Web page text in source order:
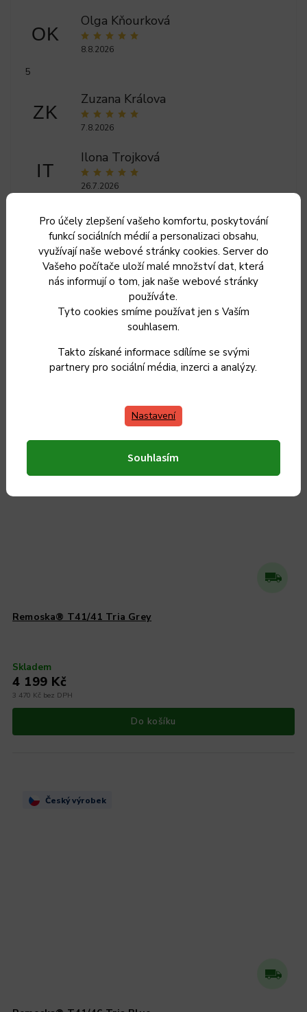
Pro účely zlepšení vašeho komfortu, poskytování
funkcí sociálních médií a personalizaci obsahu,
využívají naše webové stránky cookies. Server do
Vašeho počítače uloží malé množství dat, která
nás informují o tom, jak naše webové stránky
používáte.
Tyto cookies smíme používat jen s Vaším
souhlasem.
Takto získané informace sdílíme se svými
partnery pro sociální média, inzerci a analýzy.
Nastavení
Souhlasím
OK
Olga Kňourková
8.8.2026
5
ZK
Zuzana Králova
7.8.2026
IT
Ilona Trojková
26.7.2026
LS
Lenka Skopalikova
18.7.2026
Zobrazit další hodnocení
Související produkty
Remoska® T41/41 Tria Grey
Skladem
3 470 Kč bez DPH
4 199 Kč
Do košíku
Český výrobek